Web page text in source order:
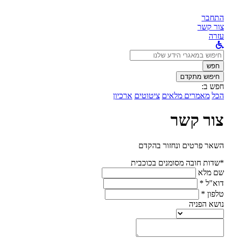
התחבר
צור קשר
עזרה
לחפש
ב:חפש
חיפוש מתקדם
חפש ב:
הכל מאמרים מלאים ציטוטים ארכיון
צור קשר
השאר פרטים ונחזור בהקדם
*שדות חובה מסומנים בכוכבית
שם מלא
דוא"ל *
טלפון *
נושא הפניה